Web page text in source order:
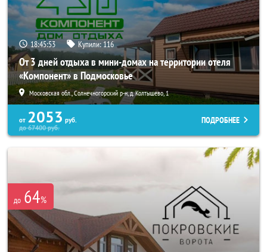
18:45:52 Купили: 116
От 3 дней отдыха в мини-домах на территории отеля
«Компонент» в Подмосковье
Московская обл., Солнечногорский р-н, д. Колтышево, 1
от 2053 руб.
до67400руб.
ПОДРОБНЕЕ
до 64%